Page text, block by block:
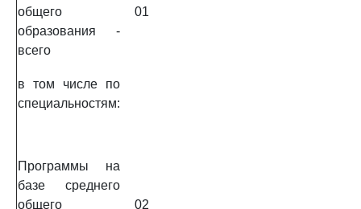
общего
образования -
всего
01
в том числе по
специальностям:
Программы на
базе среднего
общего
02